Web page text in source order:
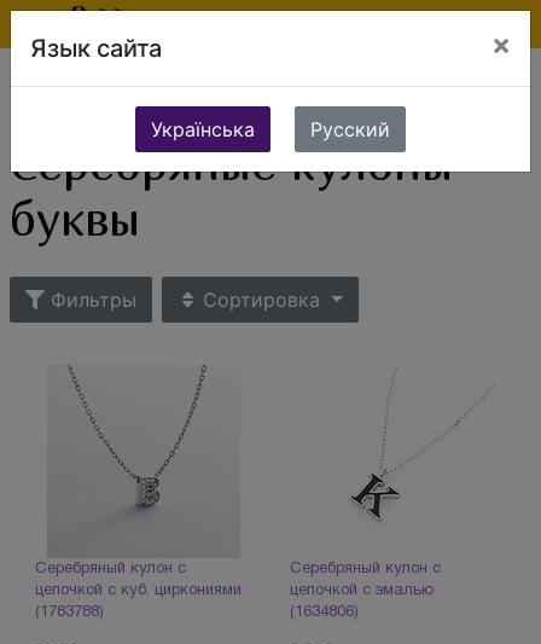
Ювелирные изделия
Серебряные украшения
Серебряные кулоны-
буквы
Фильтры Сортировка
Серебряный кулон с
цепочкой с куб. циркониями
(1783788)
Серебряный кулон с
цепочкой с эмалью
(1634806)
Язык сайта ×
Українська Русский